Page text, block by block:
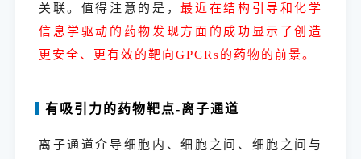
关联。值得注意的是，最近在结构引导和化学
信息学驱动的药物发现方面的成功显示了创造
更安全、更有效的靶向GPCRs的药物的前景。
有吸引力的药物靶点-离子通道
离子通道介导细胞内、细胞之间、细胞之间与